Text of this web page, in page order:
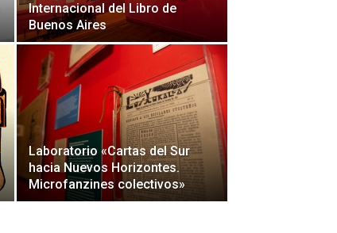
Internacional del Libro de
Buenos Aires
Laboratorio «Cartas del Sur
hacia Nuevos Horizontes.
Microfanzines colectivos»